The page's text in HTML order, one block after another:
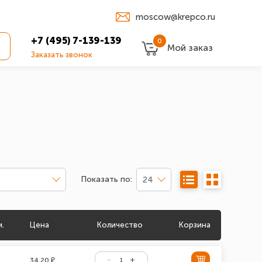
moscow@krepco.ru
+7 (495) 7-139-139
Заказать звонок
0
Мой заказ
Показать по: 24
Цена Количество Корзина
34.20 ₽